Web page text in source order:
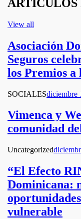
View all
Asociación
Seguros
los Premios a
SOCIALESdiciembre
Vimenca y
comunidad
Uncategorized
“El Efecto
Dominicana:
vulnerable